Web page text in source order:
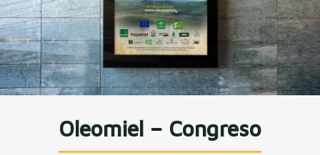
Oleomiel – Congreso